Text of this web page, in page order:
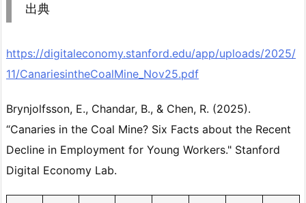
出典
https://digitaleconomy.stanford.edu/app/uploads/2025/
11/CanariesintheCoalMine_Nov25.pdf
Brynjolfsson, E., Chandar, B., & Chen, R. (2025).
“Canaries in the Coal Mine? Six Facts about the Recent
Decline in Employment for Young Workers." Stanford
Digital Economy Lab.